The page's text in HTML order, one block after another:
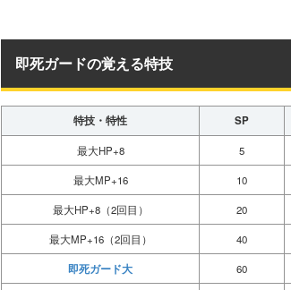
即死ガードの覚える特技
特技・特性 SP
最大HP+8 5
最大MP+16 10
最大HP+8（2回目） 20
最大MP+16（2回目） 40
即死ガード大 60